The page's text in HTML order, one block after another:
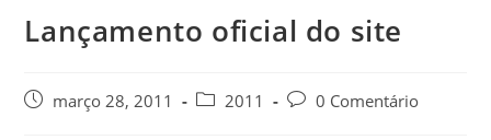
Lançamento oficial do site
março 28, 2011 2011 0 Comentário